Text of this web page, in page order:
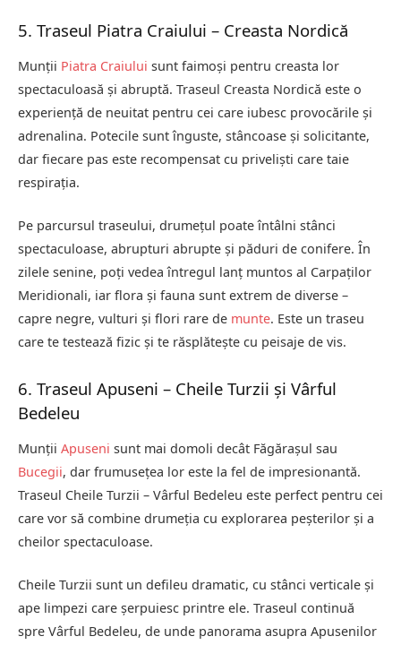
5. Traseul Piatra Craiului – Creasta Nordică
Munții Piatra Craiului sunt faimoși pentru creasta lor
spectaculoasă și abruptă. Traseul Creasta Nordică este o
experiență de neuitat pentru cei care iubesc provocările și
adrenalina. Potecile sunt înguste, stâncoase și solicitante,
dar fiecare pas este recompensat cu priveliști care taie
respirația.
Pe parcursul traseului, drumețul poate întâlni stânci
spectaculoase, abrupturi abrupte și păduri de conifere. În
zilele senine, poți vedea întregul lanț muntos al Carpaților
Meridionali, iar flora și fauna sunt extrem de diverse –
capre negre, vulturi și flori rare de munte. Este un traseu
care te testează fizic și te răsplătește cu peisaje de vis.
6. Traseul Apuseni – Cheile Turzii și Vârful
Bedeleu
Munții Apuseni sunt mai domoli decât Făgărașul sau
Bucegii, dar frumusețea lor este la fel de impresionantă.
Traseul Cheile Turzii – Vârful Bedeleu este perfect pentru cei
care vor să combine drumeția cu explorarea peșterilor și a
cheilor spectaculoase.
Cheile Turzii sunt un defileu dramatic, cu stânci verticale și
ape limpezi care șerpuiesc printre ele. Traseul continuă
spre Vârful Bedeleu, de unde panorama asupra Apusenilor